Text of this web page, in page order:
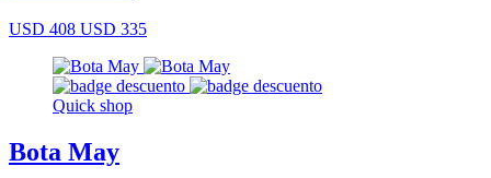
USD 408 USD 335
Quick shop
Bota May